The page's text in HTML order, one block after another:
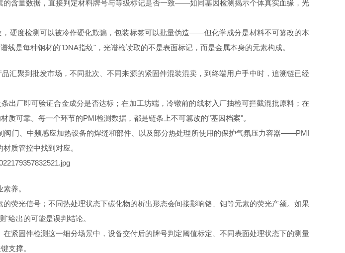
含量数据，直接判定材料牌号与等级标记是否一致——如同基因检测揭示个体真实血缘，光
硬度检测可以被冷作硬化欺骗，包装标签可以批量伪造——但化学成分是材料不可篡改的本
是每种钢材的"DNA指纹"，光谱枪读取的不是表面标记，而是金属本身的元素构成。
汇聚到批发市场，不同批次、不同来源的紧固件混装混卖，到终端用户手中时，追溯链已经
出厂即可验证合金成分是否达标；在加工坊端，冷镦前的线材入厂抽检可拦截混批原料；在
可靠。每一个环节的PMI检测数据，都是链条上不可篡改的"基因档案"。
门、中频感应加热设备的焊缝和部件、以及部分热处理所使用的保护气氛压力容器——PMI
质管控中找到对应。
养。
荧光信号；不同热处理状态下碳化物的析出形态会间接影响铬、钼等元素的荧光产额。如果
给出的可能是误判结论。
紧固件检测这一细分场景中，设备交付后的牌号判定阈值标定、不同表面处理状态下的测量
支撑。